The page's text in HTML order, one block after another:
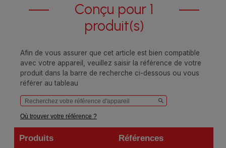
Conçu pour 1
produit(s)
Afin de vous assurer que cet article est bien compatible
avec votre appareil, veuillez saisir la référence de votre
produit dans la barre de recherche ci-dessous ou vous
référer au tableau
Où trouver votre référence ?
Produits
Références